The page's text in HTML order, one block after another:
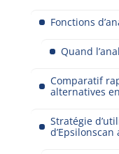
Fonctions
Quand
Comparatif
alternatives
Stratégie